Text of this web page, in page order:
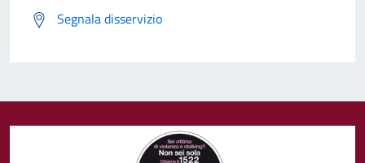
Segnala disservizio